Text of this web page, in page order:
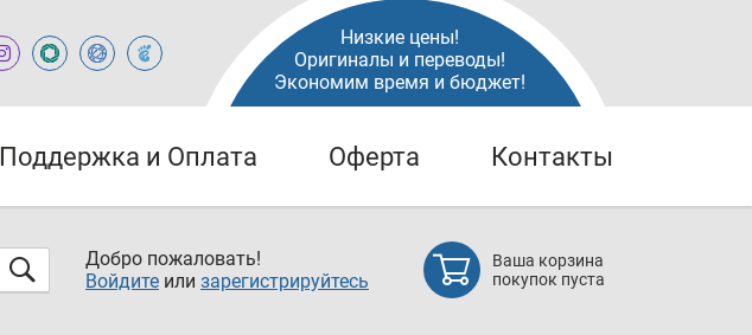
Низкие цены!
Оригиналы и переводы!
Экономим время и бюджет!
Поддержка и Оплата Оферта Контакты
Добро пожаловать!
Войдите или зарегистрируйтесь
Ваша корзина
покупок пуста